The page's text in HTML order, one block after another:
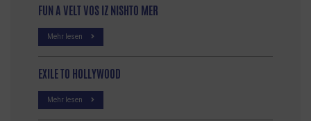
FUN A VELT VOS IZ NISHTO MER
Mehr lesen
EXILE TO HOLLYWOOD
Mehr lesen